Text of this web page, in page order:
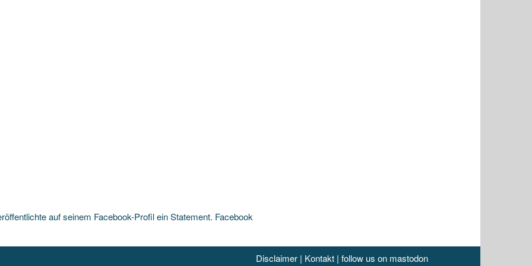
auf seinem Facebook-Profil ein Statement. Facebook
Disclaimer| Kontakt| follow us on mastodon